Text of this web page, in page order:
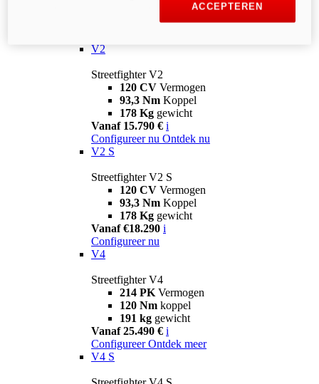
V2
Streetfighter V2
120 CV Vermogen
93,3 Nm Koppel
178 Kg gewicht
Vanaf 15.790 € i
Configureer nu Ontdek nu
V2 S
Streetfighter V2 S
120 CV Vermogen
93,3 Nm Koppel
178 Kg gewicht
Vanaf €18.290 i
Configureer nu
V4
Streetfighter V4
214 PK Vermogen
120 Nm koppel
191 kg gewicht
Vanaf 25.490 € i
Configureer Ontdek meer
V4 S
ACCEPTEREN